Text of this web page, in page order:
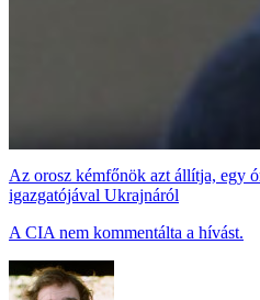
Az orosz kémfőnök azt állítja, egy
igazgatójával Ukrajnáról
A CIA nem kommentálta a hívást.